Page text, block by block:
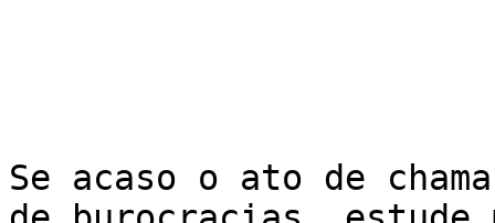
Se acaso o ato de